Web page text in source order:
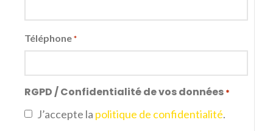
Téléphone *
RGPD / Confidentialité de vos données *
J’accepte la politique de confidentialité.